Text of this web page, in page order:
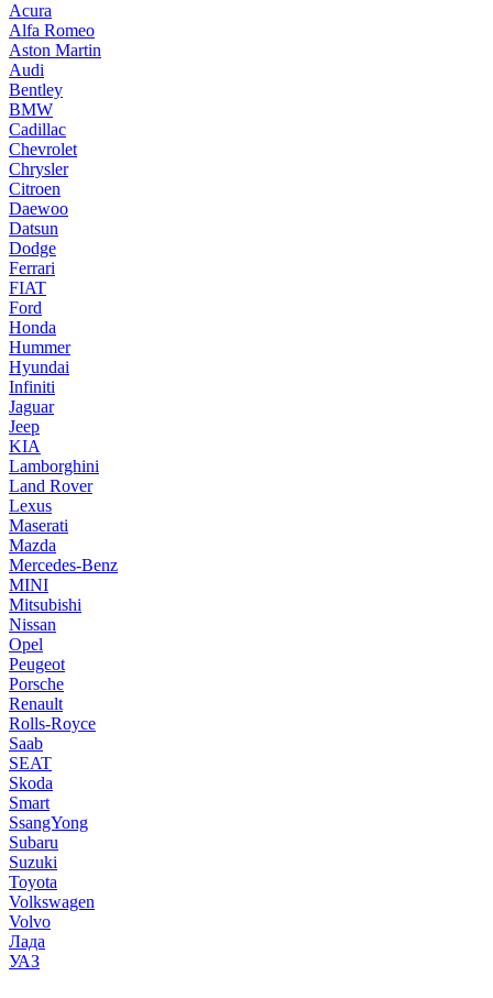
Acura
Alfa Romeo
Aston Martin
Audi
Bentley
BMW
Cadillac
Chevrolet
Chrysler
Citroen
Daewoo
Datsun
Dodge
Ferrari
FIAT
Ford
Honda
Hummer
Hyundai
Infiniti
Jaguar
Jeep
KIA
Lamborghini
Land Rover
Lexus
Maserati
Mazda
Mercedes-Benz
MINI
Mitsubishi
Nissan
Opel
Peugeot
Porsche
Renault
Rolls-Royce
Saab
SEAT
Skoda
Smart
SsangYong
Subaru
Suzuki
Toyota
Volkswagen
Volvo
Лада
УАЗ